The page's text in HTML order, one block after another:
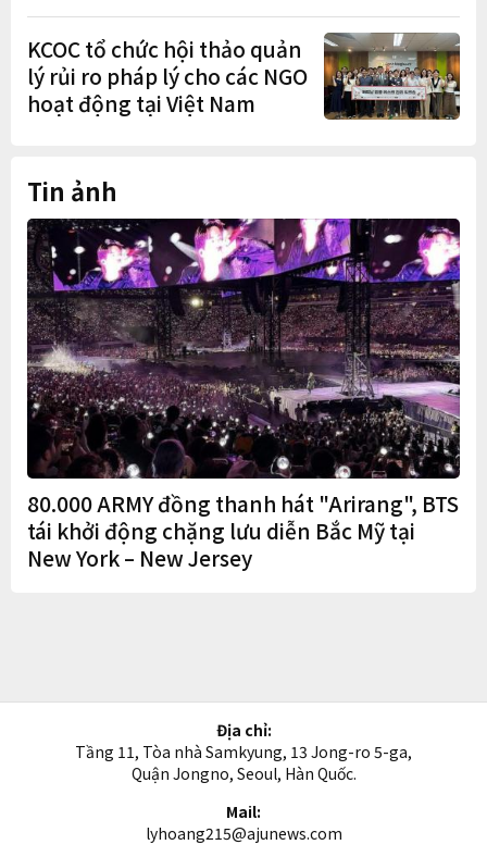
KCOC tổ chức hội thảo quản
lý rủi ro pháp lý cho các NGO
hoạt động tại Việt Nam
Tin ảnh
80.000 ARMY đồng thanh hát "Arirang", BTS
tái khởi động chặng lưu diễn Bắc Mỹ tại
New York – New Jersey
Địa chỉ:
Tầng 11, Tòa nhà Samkyung, 13 Jong-ro 5-ga,
Quận Jongno, Seoul, Hàn Quốc.
Mail:
lyhoang215@ajunews.com